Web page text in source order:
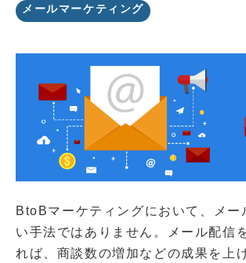
メールマーケティング
BtoBマーケティングにおいて、メー
い手法ではありません。メール配信
れば、商談数の増加などの成果を上